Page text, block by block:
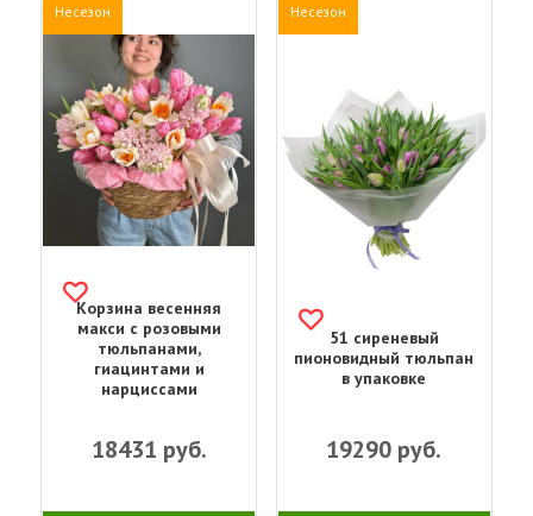
Несезон
Корзина весенняя
макси с розовыми
тюльпанами,
гиацинтами и
нарциссами
18431 руб.
Несезон
51 сиреневый
пионовидный тюльпан
в упаковке
19290 руб.